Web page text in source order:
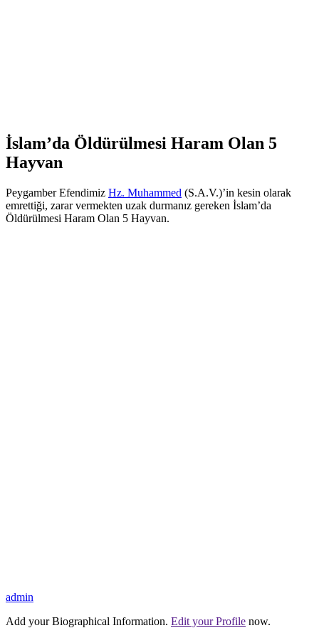
İslam’da Öldürülmesi Haram Olan 5
Hayvan
Peygamber Efendimiz Hz. Muhammed (S.A.V.)’in kesin olarak
emrettiği, zarar vermekten uzak durmanız gereken İslam’da
Öldürülmesi Haram Olan 5 Hayvan.
admin
Add your Biographical Information. Edit your Profile now.